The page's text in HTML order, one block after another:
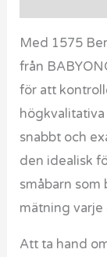
Med 1575
från
för att
snabbt och
den idealisk
småbarn som
mätning varje
Att ta hand